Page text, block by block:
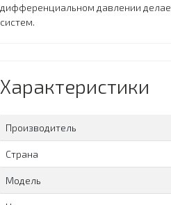
дифференциальном давлении
систем.
Характеристики
Производитель
Страна
Модель